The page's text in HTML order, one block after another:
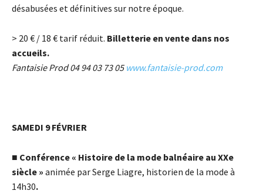
désabusées et définitives sur notre époque.
> 20 € / 18 € tarif réduit. Billetterie en vente dans nos
accueils.
Fantaisie Prod 04 94 03 73 05 www.fantaisie-prod.com
SAMEDI 9 FÉVRIER
■ Conférence « Histoire de la mode balnéaire au XXe
siècle » animée par Serge Liagre, historien de la mode à
14h30.